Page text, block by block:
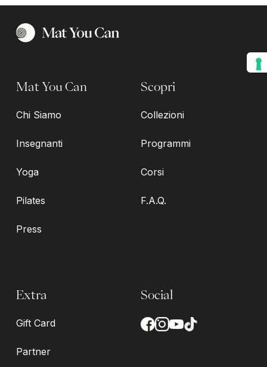
Mat You Can
Chi Siamo
Insegnanti
Yoga
Pilates
Press
Scopri
Collezioni
Programmi
Corsi
F.A.Q.
Extra
Gift Card
Partner
Social